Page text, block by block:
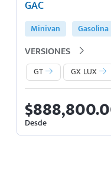
GAC
Minivan Gasolina
VERSIONES
GT GX LUX
Desde